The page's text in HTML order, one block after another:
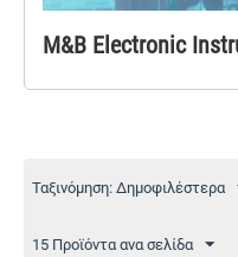
M&B Electronic
Ταξινόμηση: Δημοφιλέστερα
15 Προϊόντα ανα σελίδα